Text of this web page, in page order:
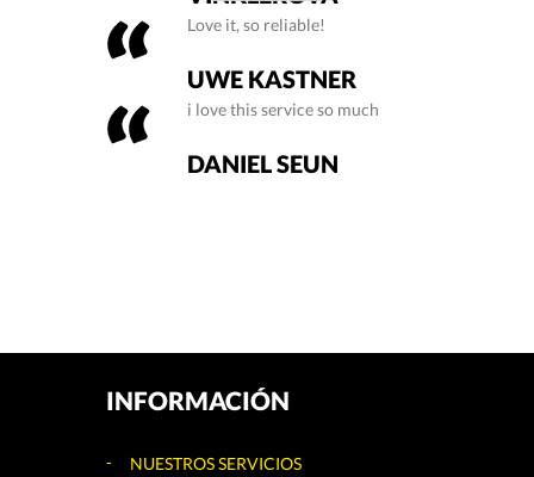
Love it, so reliable!
UWE KASTNER
i love this service so much
DANIEL SEUN
INFORMACIÓN
NUESTROS SERVICIOS